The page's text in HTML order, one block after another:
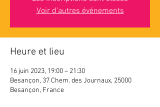
Voir d'autres événements
Heure et lieu
16 juin 2023, 19:00 – 21:30
Besançon, 37 Chem. des Journaux, 25000
Besançon, France